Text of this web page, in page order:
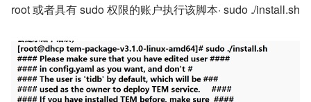
root 或者具有 sudo 权限的账户执⾏该脚本· sudo ./install.sh